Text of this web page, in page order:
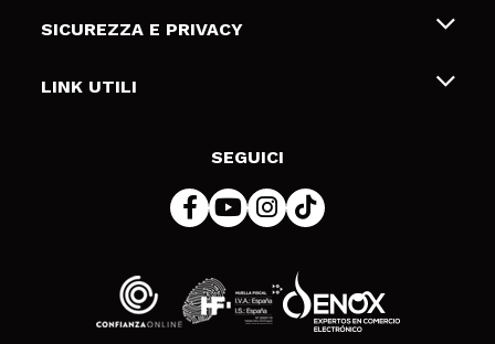
Gift Cards
Spedizioni & Resi
Metodi di pagamamento
SICUREZZA E PRIVACY
Termini e condizioni
LINK UTILI
SEGUICI